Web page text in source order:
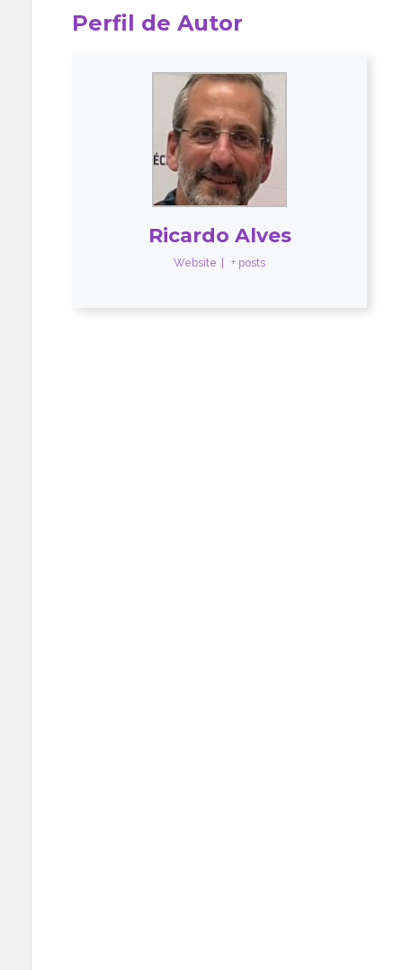
Perfil de Autor
Ricardo Alves
Website + posts